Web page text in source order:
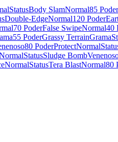
StatusBody SlamNormal85 Poder
Double-EdgeNormal120 Poder
70 PoderFalse SwipeNormal40
55 PoderGrassy TerrainGrama
80 PoderProtectNormal
StatusSludge Bomb
NormalStatusTera BlastNormal80